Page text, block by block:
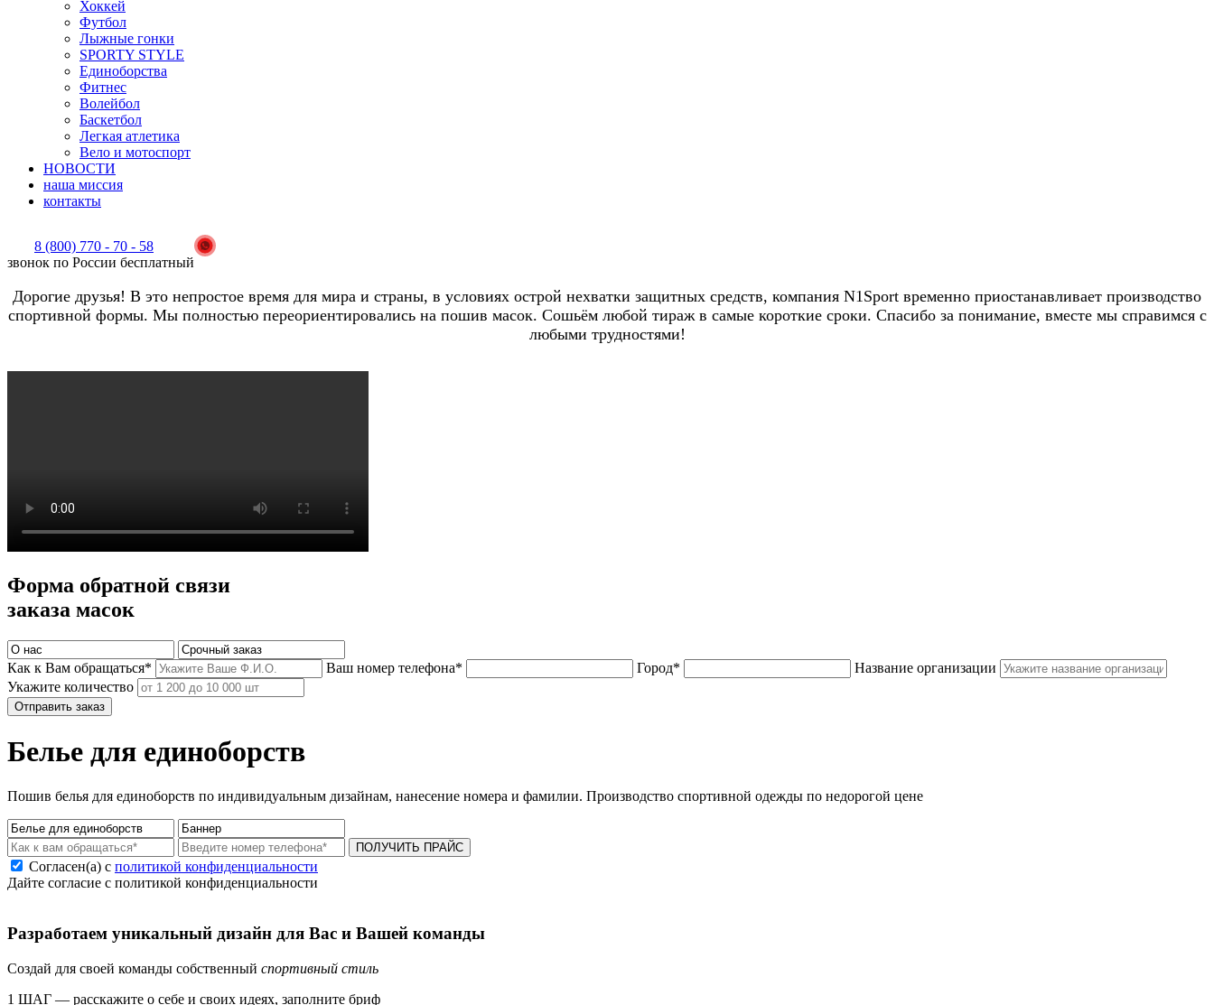
Хоккей
Футбол
Лыжные гонки
SPORTY STYLE
Единоборства
Фитнес
Волейбол
Баскетбол
Легкая атлетика
Вело и мотоспорт
НОВОСТИ
наша миссия
контакты
8 (800) 770 - 70 - 58
звонок по России бесплатный
Дорогие друзья! В это непростое время для мира и страны, в условиях острой нехватки защитных средств, компания N1Sport временно приостанавливает производство
спортивной формы. Мы полностью переориентировались на пошив масок. Сошьём любой тираж в самые короткие сроки. Спасибо за понимание, вместе мы справимся с
любыми трудностями!
Форма обратной связи
заказа масок
Как к Вам обращаться* Ваш номер телефона* Город*
Название организации
Укажите количество
Отправить заказ
Белье для единоборств
Пошив белья для единоборств по индивидуальным дизайнам, нанесение номера и фамилии. Производство спортивной одежды по недорогой цене
ПОЛУЧИТЬ ПРАЙС
Согласен(а) с политикой конфиденциальности
Дайте согласие с политикой конфиденциальности
Разработаем уникальный дизайн для Вас и Вашей команды
Создай для своей команды собственный спортивный стиль
1 ШАГ — расскажите о себе и своих идеях, заполните бриф